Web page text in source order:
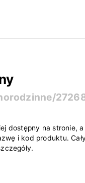
dostępny na stronie,
i kod produktu.